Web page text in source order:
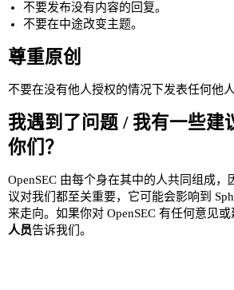
不要发布没有内容的回复。
不要在中途改变主题。
尊重原创
不要在没有他人授权的情况下发表任何他
我遇到了问题 / 我有一些建
你们？
OpenSEC 由每个身在其中的人共同组成
议对我们都至关重要，它可能会影响到
来走向。如果你对 OpenSEC 有任何意见
人员告诉我们。